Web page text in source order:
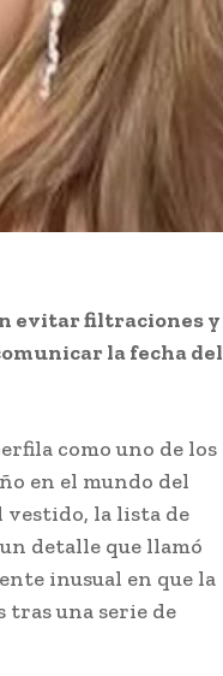
evitar filtraciones y
la fecha del
como uno de los
en el mundo del
vestido, la lista de
detalle que llamó
inusual en que la
tras una serie de